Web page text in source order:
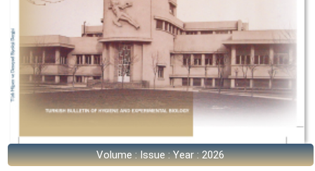
Volume : Issue : Year : 2026